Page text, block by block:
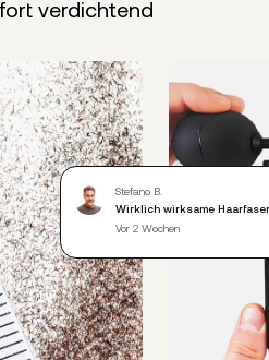
verdichtend
Stefano B.
Wirklich wirksame
Vor 2 Wochen